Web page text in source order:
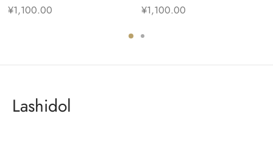
¥1,100.00
¥1,100.00
Lashidol